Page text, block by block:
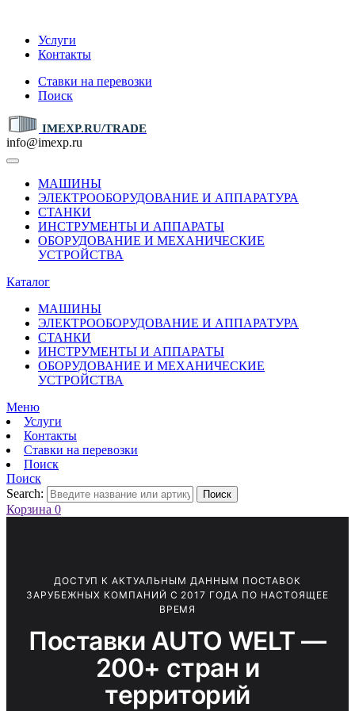
Услуги
Контакты
Ставки на перевозки
Поиск
IMEXP.RU/TRADE
info@imexp.ru
МАШИНЫ
ЭЛЕКТРООБОРУДОВАНИЕ И АППАРАТУРА
СТАНКИ
ИНСТРУМЕНТЫ И АППАРАТЫ
ОБОРУДОВАНИЕ И МЕХАНИЧЕСКИЕ
УСТРОЙСТВА
Каталог
МАШИНЫ
ЭЛЕКТРООБОРУДОВАНИЕ И АППАРАТУРА
СТАНКИ
ИНСТРУМЕНТЫ И АППАРАТЫ
ОБОРУДОВАНИЕ И МЕХАНИЧЕСКИЕ
УСТРОЙСТВА
Меню
Услуги
Контакты
Ставки на перевозки
Поиск
Поиск
Search:
Поиск
Корзина 0
ДОСТУП К АКТУАЛЬНЫМ ДАННЫМ ПОСТАВОК
ЗАРУБЕЖНЫХ КОМПАНИЙ С 2017 ГОДА ПО НАСТОЯЩЕЕ
ВРЕМЯ
Поставки AUTO WELT —
200+ стран и
территорий